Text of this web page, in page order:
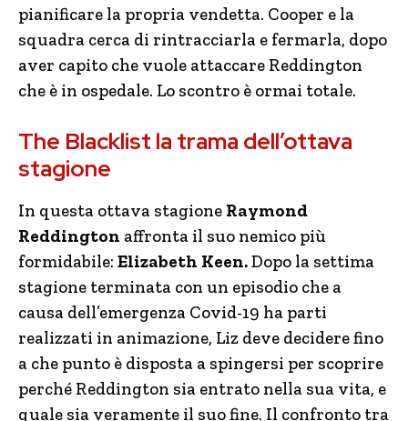
pianificare la propria vendetta. Cooper e la
squadra cerca di rintracciarla e fermarla, dopo
aver capito che vuole attaccare Reddington
che è in ospedale. Lo scontro è ormai totale.
The Blacklist la trama dell’ottava
stagione
In questa ottava stagione Raymond
Reddington affronta il suo nemico più
formidabile: Elizabeth Keen.Dopo la settima
stagione terminata con un episodio che a
causa dell’emergenza Covid-19 ha parti
realizzati in animazione, Liz deve decidere fino
a che punto è disposta a spingersi per scoprire
perché Reddington sia entrato nella sua vita, e
quale sia veramente il suo fine. Il confronto tra